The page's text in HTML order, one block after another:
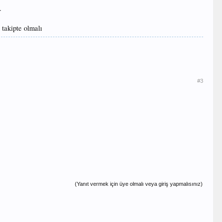
olmalı
#3
(Yanıt vermek için üye olmalı veya giriş yapmalısınız)